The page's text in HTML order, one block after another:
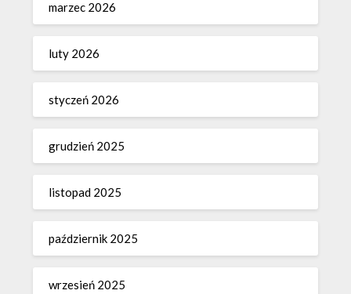
marzec 2026
luty 2026
styczeń 2026
grudzień 2025
listopad 2025
październik 2025
wrzesień 2025